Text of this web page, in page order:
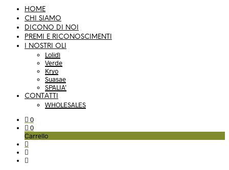
HOME
CHI SIAMO
DICONO DI NOI
PREMI E RICONOSCIMENTI
I NOSTRI OLI
Lolidì
Verde
Kryo
Suasae
SPALIA’
CONTATTI
WHOLESALES
0
0
Carrello